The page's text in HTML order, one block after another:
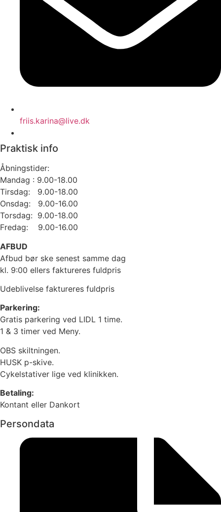
friis.karina@live.dk
Praktisk info
Åbningstider:
Mandag : 9.00-18.00
Tirsdag: 9.00-18.00
Onsdag: 9.00-16.00
Torsdag: 9.00-18.00
Fredag: 9.00-16.00
AFBUD
Afbud bør ske senest samme dag
kl. 9:00 ellers faktureres fuldpris
Udeblivelse faktureres fuldpris
Parkering:
Gratis parkering ved LIDL 1 time.
1 & 3 timer ved Meny.
OBS skiltningen.
HUSK p-skive.
Cykelstativer lige ved klinikken.
Betaling:
Kontant eller Dankort
Persondata